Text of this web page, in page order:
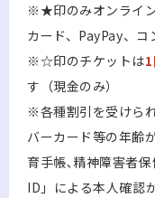
※★印のみオンライ
カード、PayPay、コ
※☆印のチケットは
す（現金のみ）
※各種割引を受けら
バーカード等の年齢
育手帳､精神障害者
ID」による本人確認